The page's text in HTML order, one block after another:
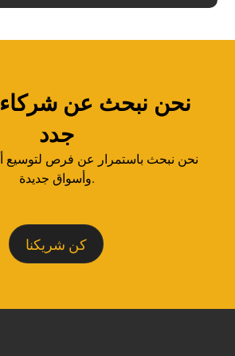
نحن نبحث عن
جدد
نحن نبحث باستمرار عن فرص لتوسيع
وأسواق جديدة.
كن شريكنا